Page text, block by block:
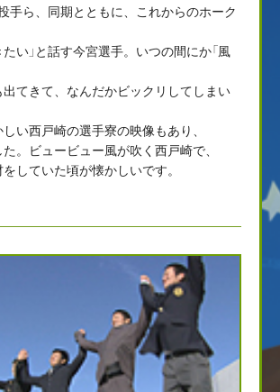
手ら、同期とともに、これからのホーク
い」と話す今宮選手。いつの間にか「風
てきて、なんだかビックリしてしまい
い西戸崎の選手寮の映像もあり、
。ビュービュー風が吹く西戸崎で、
していた頃が懐かしいです。